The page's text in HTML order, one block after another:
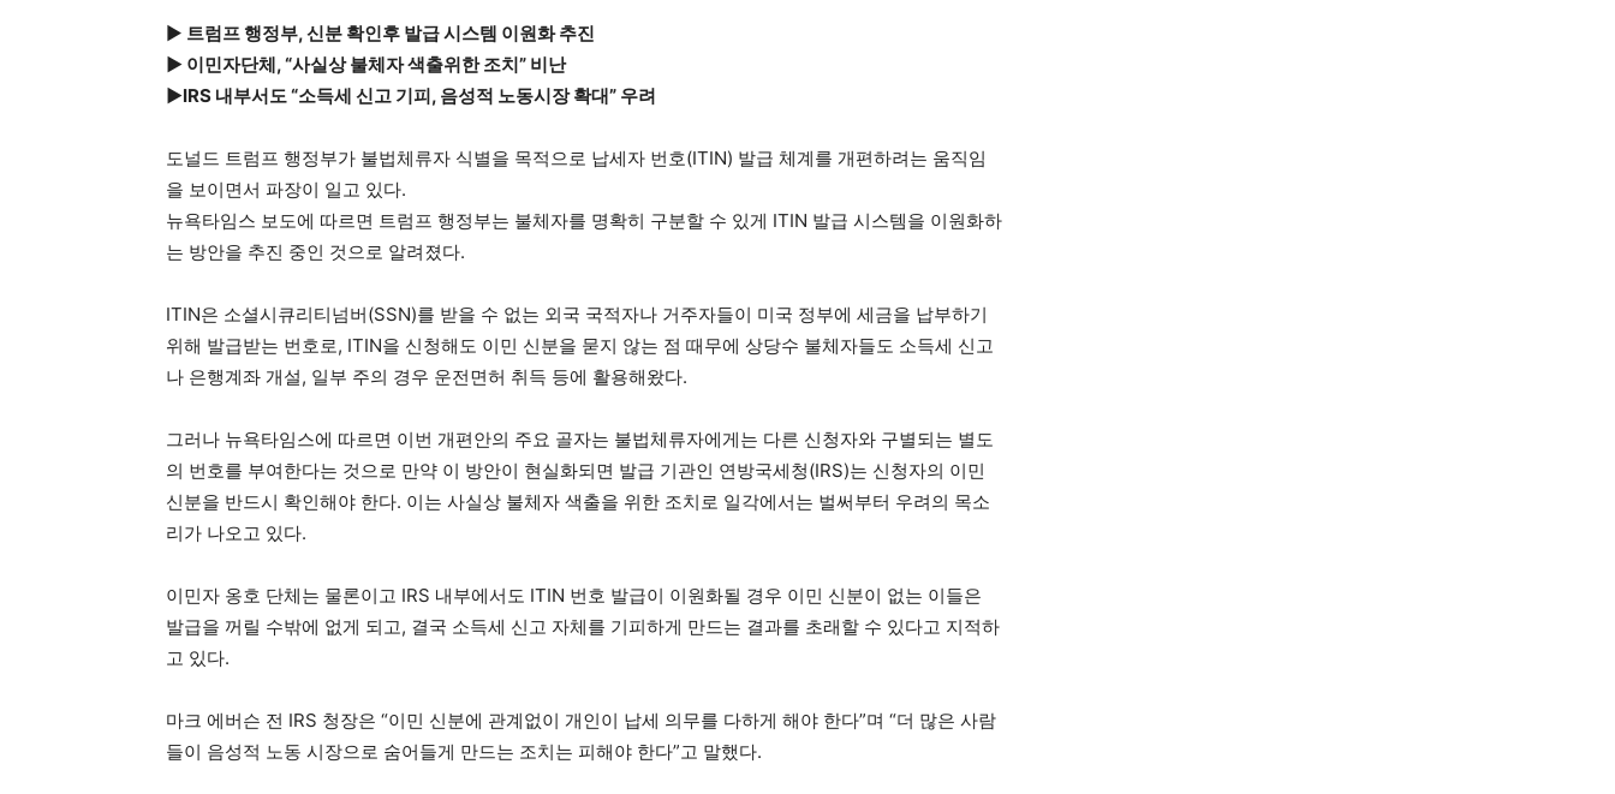
▶ 트럼프 행정부, 신분 확인후 발급 시스템 이원화 추진
▶ 이민자단체, “사실상 불체자 색출위한 조치” 비난
▶IRS 내부서도 “소득세 신고 기피, 음성적 노동시장 확대” 우려
도널드 트럼프 행정부가 불법체류자 식별을 목적으로 납세자 번호(ITIN) 발급 체계를 개편하려는 움직임
을 보이면서 파장이 일고 있다.
뉴욕타임스 보도에 따르면 트럼프 행정부는 불체자를 명확히 구분할 수 있게 ITIN 발급 시스템을 이원화하
는 방안을 추진 중인 것으로 알려졌다.
ITIN은 소셜시큐리티넘버(SSN)를 받을 수 없는 외국 국적자나 거주자들이 미국 정부에 세금을 납부하기
위해 발급받는 번호로, ITIN을 신청해도 이민 신분을 묻지 않는 점 때무에 상당수 불체자들도 소득세 신고
나 은행계좌 개설, 일부 주의 경우 운전면허 취득 등에 활용해왔다.
그러나 뉴욕타임스에 따르면 이번 개편안의 주요 골자는 불법체류자에게는 다른 신청자와 구별되는 별도
의 번호를 부여한다는 것으로 만약 이 방안이 현실화되면 발급 기관인 연방국세청(IRS)는 신청자의 이민
신분을 반드시 확인해야 한다. 이는 사실상 불체자 색출을 위한 조치로 일각에서는 벌써부터 우려의 목소
리가 나오고 있다.
이민자 옹호 단체는 물론이고 IRS 내부에서도 ITIN 번호 발급이 이원화될 경우 이민 신분이 없는 이들은
발급을 꺼릴 수밖에 없게 되고, 결국 소득세 신고 자체를 기피하게 만드는 결과를 초래할 수 있다고 지적하
고 있다.
마크 에버슨 전 IRS 청장은 “이민 신분에 관계없이 개인이 납세 의무를 다하게 해야 한다”며 “더 많은 사람
들이 음성적 노동 시장으로 숨어들게 만드는 조치는 피해야 한다”고 말했다.